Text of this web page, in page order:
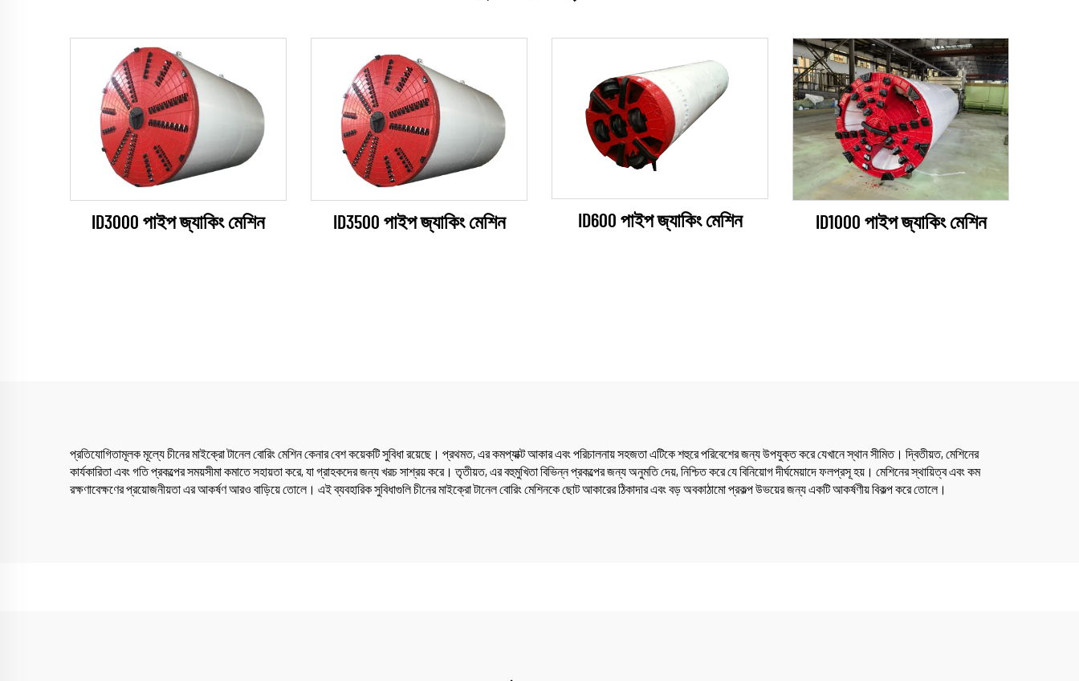
ID3000 পাইপ জ্যাকিং মেশিন ID3500 পাইপ জ্যাকিং মেশিন ID600 পাইপ জ্যাকিং মেশিন ID1000 পাইপ জ্যাকিং মেশিন
প্রতিযোগিতামূলক মূল্যে চীনের মাইক্রো টানেল বোরিং মেশিন কেনার বেশ কয়েকটি সুবিধা রয়েছে। প্রথমত, এর কমপ্যাক্ট আকার এবং পরিচালনায় সহজতা এটিকে শহুরে পরিবেশের জন্য উপযুক্ত করে যেখানে স্থান সীমিত। দ্বিতীয়ত, মেশিনের
কার্যকারিতা এবং গতি প্রকল্পের সময়সীমা কমাতে সহায়তা করে, যা গ্রাহকদের জন্য খরচ সাশ্রয় করে। তৃতীয়ত, এর বহুমুখিতা বিভিন্ন প্রকল্পের জন্য অনুমতি দেয়, নিশ্চিত করে যে বিনিয়োগ দীর্ঘমেয়াদে ফলপ্রসূ হয়। মেশিনের স্থায়িত্ব এবং কম
রক্ষণাবেক্ষণের প্রয়োজনীয়তা এর আকর্ষণ আরও বাড়িয়ে তোলে। এই ব্যবহারিক সুবিধাগুলি চীনের মাইক্রো টানেল বোরিং মেশিনকে ছোট আকারের ঠিকাদার এবং বড় অবকাঠামো প্রকল্প উভয়ের জন্য একটি আকর্ষণীয় বিকল্প করে তোলে।